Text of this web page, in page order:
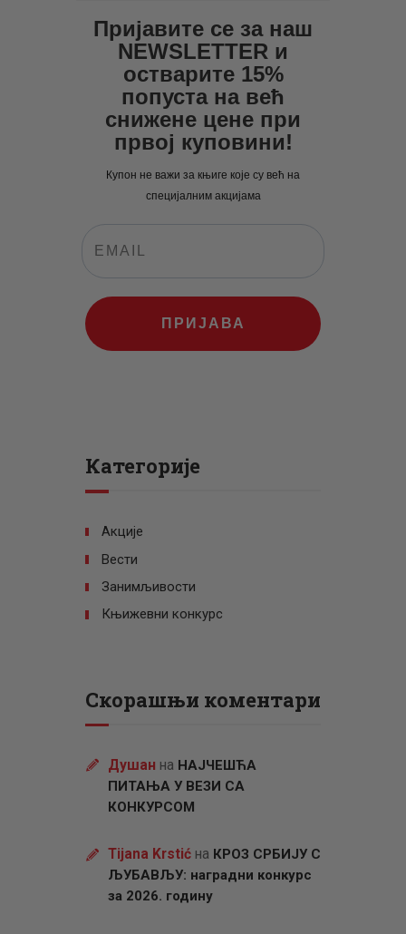
Пријавите се за наш
NEWSLETTER и
остварите 15%
попуста на већ
снижене цене при
првој куповини!
Купон не важи за књиге које су већ на
специјалним акцијама
ПРИЈАВА
Категорије
Акције
Вести
Занимљивости
Књижевни конкурс
Скорашњи коментари
Душан на НАЈЧЕШЋА
ПИТАЊА У ВЕЗИ СА
КОНКУРСОМ
Tijana Krstićна КРОЗ СРБИЈУ С
ЉУБАВЉУ: наградни конкурс
за 2026. годину